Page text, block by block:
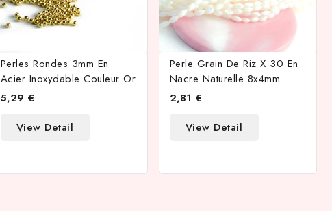
Perles Rondes 3mm En
Acier Inoxydable Couleur Or
5,29 €
View Detail
Perle Grain De Riz X 30 En
Nacre Naturelle 8x4mm
2,81 €
View Detail